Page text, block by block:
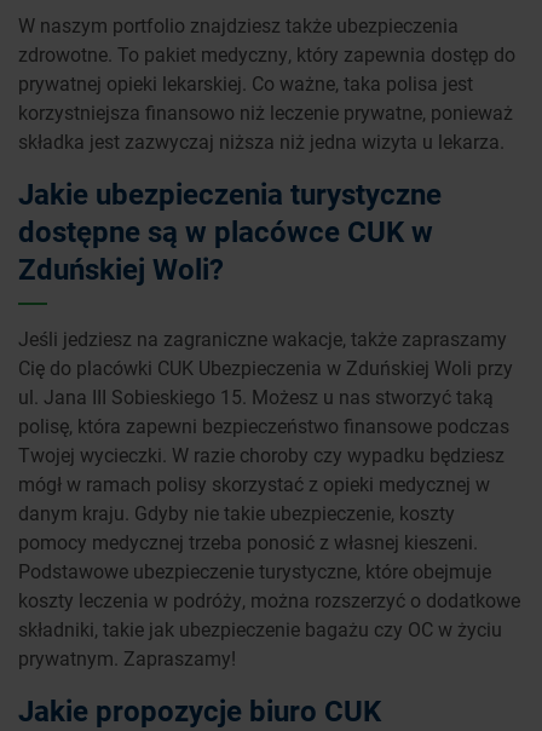
W naszym portfolio znajdziesz także ubezpieczenia
zdrowotne. To pakiet medyczny, który zapewnia dostęp do
prywatnej opieki lekarskiej. Co ważne, taka polisa jest
korzystniejsza finansowo niż leczenie prywatne, ponieważ
składka jest zazwyczaj niższa niż jedna wizyta u lekarza.
Jakie ubezpieczenia turystyczne
dostępne są w placówce CUK w
Zduńskiej Woli?
Jeśli jedziesz na zagraniczne wakacje, także zapraszamy
Cię do placówki CUK Ubezpieczenia w Zduńskiej Woli przy
ul. Jana III Sobieskiego 15. Możesz u nas stworzyć taką
polisę, która zapewni bezpieczeństwo finansowe podczas
Twojej wycieczki. W razie choroby czy wypadku będziesz
mógł w ramach polisy skorzystać z opieki medycznej w
danym kraju. Gdyby nie takie ubezpieczenie, koszty
pomocy medycznej trzeba ponosić z własnej kieszeni.
Podstawowe ubezpieczenie turystyczne, które obejmuje
koszty leczenia w podróży, można rozszerzyć o dodatkowe
składniki, takie jak ubezpieczenie bagażu czy OC w życiu
prywatnym. Zapraszamy!
Jakie propozycje biuro CUK